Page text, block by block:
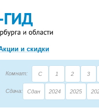
и скидки
Комнат: С 1 2 3
Сдача: Сдан 2024 2025